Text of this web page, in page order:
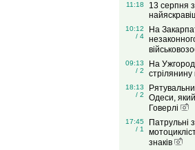
11:18
13 серпня
10:12
/ 4
На
09:13
/ 2
На
стрілянину
18:13
/ 2
Одеси,
Говерлі
17:45
/ 1
Патрульні
знаків